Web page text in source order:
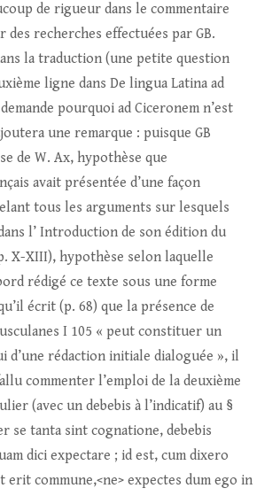
de rigueur dans le commentaire
des recherches effectuées par GB.
la traduction (une petite question
ligne dans De lingua Latina ad
pourquoi ad Ciceronem n’est
une remarque : puisque GB
de W. Ax, hypothèse que
avait présentée d’une façon
tous les arguments sur lesquels
l’ Introduction de son édition du
X-XIII), hypothèse selon laquelle
rédigé ce texte sous une forme
écrit (p. 68) que la présence de
I 105 « peut constituer un
d’une rédaction initiale dialoguée », il
commenter l’emploi de la deuxième
(avec un debebis à l’indicatif) au §
se tanta sint cognatione, debebis
dici expectare ; id est, cum dixero
erit commune,<ne> expectes dum ego in